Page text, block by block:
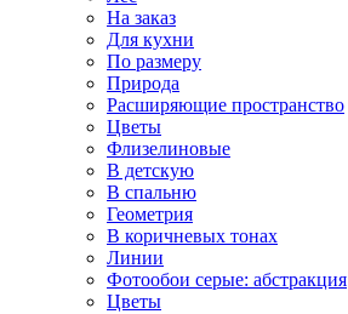
На заказ
Для кухни
По размеру
Природа
Расширяющие пространство
Цветы
Флизелиновые
В детскую
В спальню
Геометрия
В коричневых тонах
Линии
Фотообои серые: абстракция
Цветы